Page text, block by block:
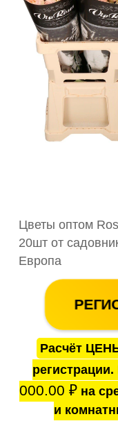
Цветы оптом
20шт от
Европа
Расчёт
000.00 ₽на
и